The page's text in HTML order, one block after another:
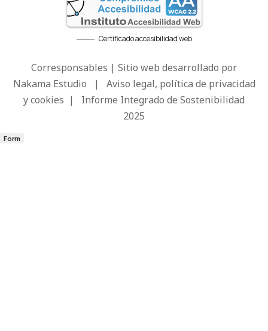
Certificado accesibilidad web
Corresponsables | Sitio web desarrollado por
Nakama Estudio | Aviso legal, política de privacidad
y cookies | Informe Integrado de Sostenibilidad
2025
Form